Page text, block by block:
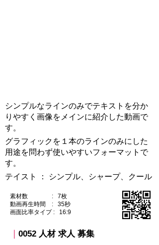
シンプルなラインのみでテキストを分か
りやすく画像をメインに紹介した動画で
す。
グラフィックを１本のラインのみにした
用途を問わず使いやすいフォーマットで
す。
テイスト ：​ シンプル、シャープ、クール
素材数 : 7枚
動画再生時間 : 35秒
​画面比率タイプ : 16:9
0052 人材 求人 募集​